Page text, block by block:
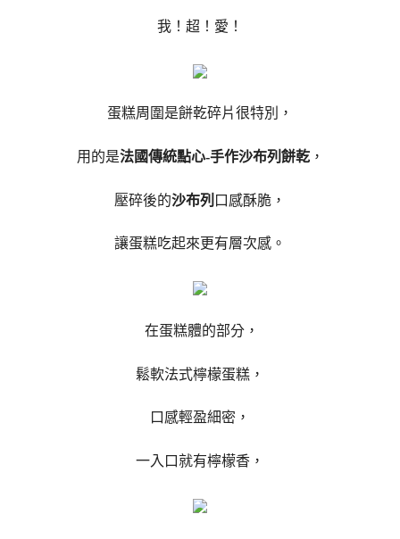
我！超！愛！
蛋糕周圍是餅乾碎片很特別，
用的是法國傳統點心-手作沙布列餅乾，
壓碎後的沙布列 口感酥脆，
讓蛋糕吃起來更有層次感。
在蛋糕體的部分，
鬆軟法式檸檬蛋糕，
口感輕盈細密，
一入口就有檸檬香，